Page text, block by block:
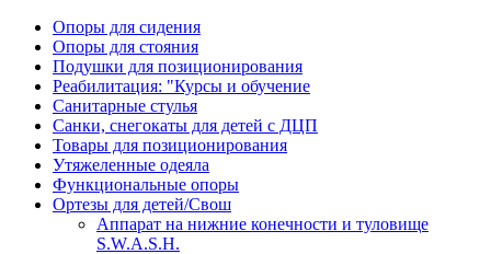
Опоры для сидения
Опоры для стояния
Подушки для позиционирования
Реабилитация: "Курсы и обучение
Санитарные стулья
Санки, снегокаты для детей с ДЦП
Товары для позиционирования
Утяжеленные одеяла
Функциональные опоры
Ортезы для детей/Свош
Аппарат на нижние конечности и туловище
S.W.A.S.H.